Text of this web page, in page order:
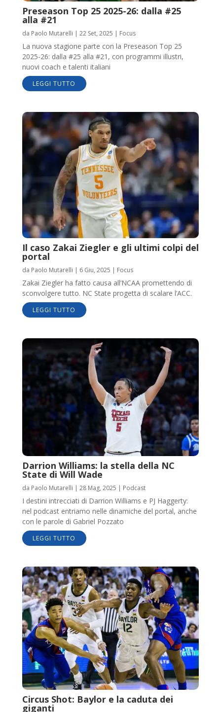
Preseason Top 25 2025-26: dalla #25
alla #21
da Paolo Mutarelli | 22 Set, 2025 | Focus
La nuova stagione parte con la Preseason Top 25
2025-26: dalla #25 alla #21, con programmi illustri,
nuovi coach e talenti italiani
LEGGI TUTTO
Il caso Zakai Ziegler e gli ultimi colpi del
portal
da Paolo Mutarelli | 6 Giu, 2025 | Focus
Zakai Ziegler ha fatto causa all’NCAA promettendo di
sconvolgere tutto. NC State progetta di scalare l’ACC.
LEGGI TUTTO
Darrion Williams: la stella della NC
State di Will Wade
da Paolo Mutarelli | 28 Mag, 2025 | Podcast
I destini intrecciati di Darrion Williams e PJ Haggerty:
nel podcast entriamo nelle dinamiche del portal, anche
con le parole di Gabriel Pozzato
LEGGI TUTTO
Circus Shot: Baylor e la caduta dei
giganti